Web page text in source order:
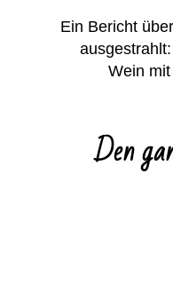
Ein Bericht
Wein
Den